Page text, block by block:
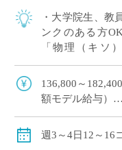
・大学院生、教
ンクのある方
「物理（キソ
週3～4日12～
136,800～
額モデル給与）
※ご勤務スター
週3～4日12～16